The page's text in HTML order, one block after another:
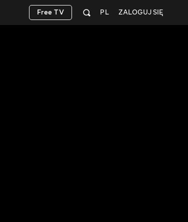
ZALOGUJ SIĘ
PL
Free TV